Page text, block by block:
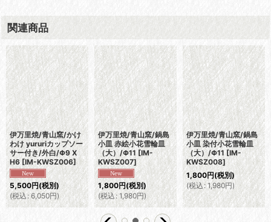
関連商品
伊万里焼/青山窯/かけ
わけ yururiカップソー
サー付き/外白/Φ9 X
H6 [IM-KWSZ006]
5,500円(税別)
(税込: 6,050円)
伊万里焼/青山窯/鍋島
小皿 赤絵小花雪輪皿
（大）/Φ11 [IM-
KWSZ007]
1,800円(税別)
(税込: 1,980円)
伊万里焼/青山窯/鍋島
小皿 染付小花雪輪皿
（大）/Φ11 [IM-
KWSZ008]
1,800円(税別)
(税込: 1,980円)